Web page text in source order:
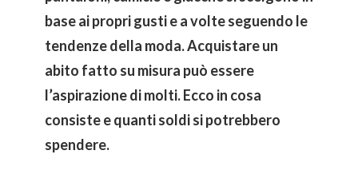
base ai propri gusti e a volte seguendo le
tendenze della moda. Acquistare un
abito fatto su misura può essere
l’aspirazione di molti. Ecco in cosa
consiste e quanti soldi si potrebbero
spendere.